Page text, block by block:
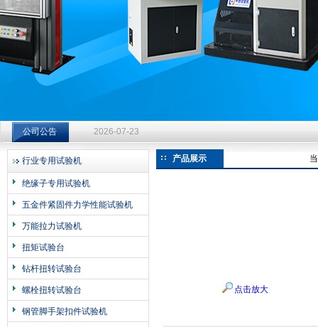
济南中创工业测试系统有限公司
公司公告 2026-07-23
钻杆扭转试验台选型指南：从额定扭矩到加载频率的工况适配
2026-07-23
钻杆扭转试验台选型指南：从额定扭矩到加载频率的工况适配
2026-07-23
行业专用试验机
绝缘子专用试验机
五金件紧固件力学性能试验机
万能拉力试验机
扭矩试验台
钻杆扭转试验台
螺栓扭转试验台
钢管脚手架扣件试验机
产品展示
点击放大